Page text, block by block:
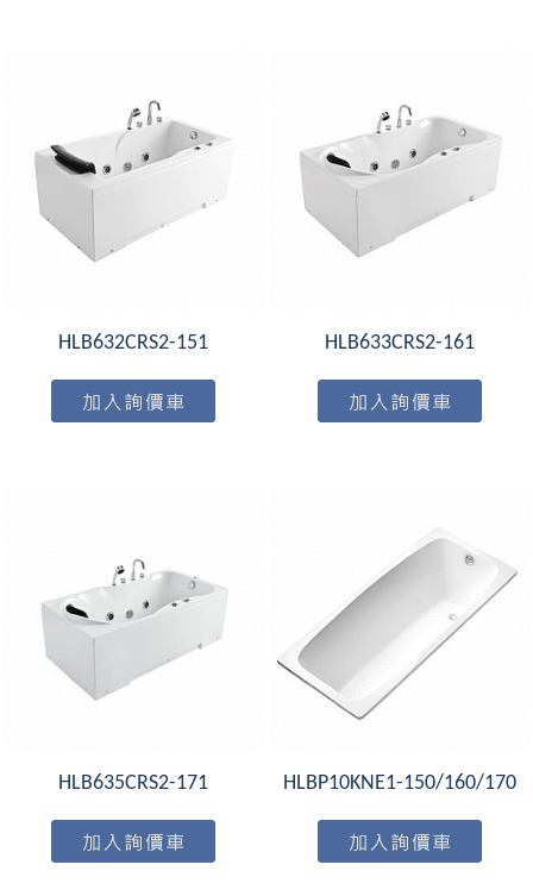
HLB632CRS2-151 HLB633CRS2-161
HLB635CRS2-171 HLBP10KNE1-150/160/170